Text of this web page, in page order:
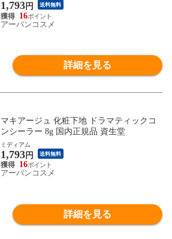
1,793円 送料無料
16
アーバンコスメ
詳細を見る
マキアージュ 化粧下地 ドラマティックコ
ンシーラー 8g 国内正規品 資生堂
ミディアム
1,793円 送料無料
16
アーバンコスメ
詳細を見る